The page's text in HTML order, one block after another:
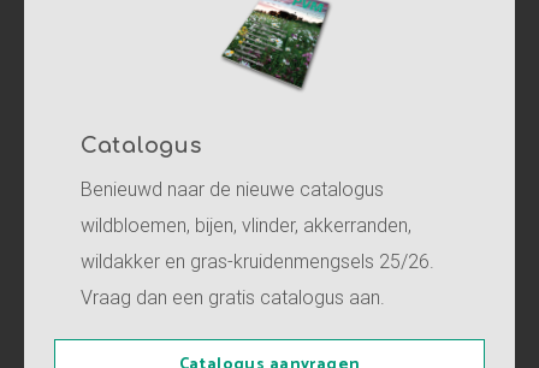
Catalogus
Benieuwd naar de nieuwe catalogus
wildbloemen, bijen, vlinder, akkerranden,
wildakker en gras-kruidenmengsels 25/26.
Vraag dan een gratis catalogus aan.